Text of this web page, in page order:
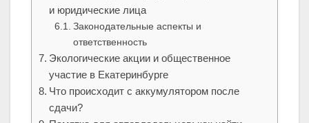
и юридические лица
Законодательные аспекты и
ответственность
Экологические акции и общественное
участие в Екатеринбурге
Что происходит с аккумулятором после
сдачи?